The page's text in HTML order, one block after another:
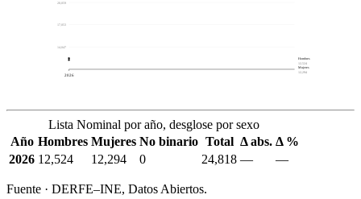
14,047
17,053
20,059
2026
Mujeres
12,294
Hombres
12,524
Lista Nominal por año, desglose por sexo
Año Hombres Mujeres No binario Total Δ abs. Δ %
2026 12,524 12,294 0 24,818 — —
Fuente · DERFE–INE, Datos Abiertos.